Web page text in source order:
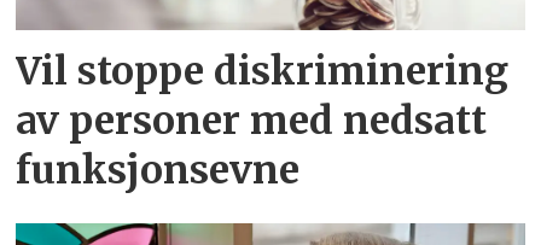
Vil stoppe diskriminering
av personer med nedsatt
funksjonsevne